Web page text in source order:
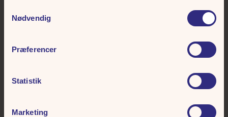
Nødvendig
Præferencer
Statistik
Marketing